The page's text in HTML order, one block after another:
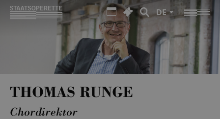
DE
THOMAS RUNGE
Chordirektor